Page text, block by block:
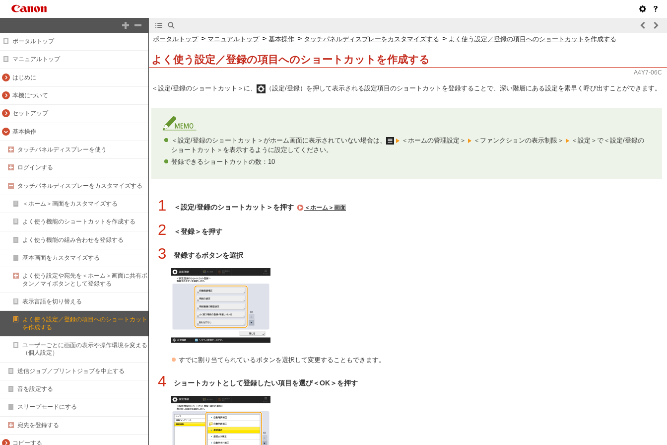
ポータルトップ
マニュアルトップ
はじめに
本機について
セットアップ
基本操作
タッチパネルディスプレーを使う
ログインする
タッチパネルディスプレーをカスタマイズする
＜ホーム＞画面をカスタマイズする
よく使う機能のショートカットを作成する
よく使う機能の組み合わせを登録する
基本画面をカスタマイズする
よく使う設定や宛先を＜ホーム＞画面に共有ボ
タン／マイボタンとして登録する
表示言語を切り替える
よく使う設定／登録の項目へのショートカット
を作成する
ユーザーごとに画面の表示や操作環境を変える
（個人設定）
送信ジョブ／プリントジョブを中止する
音を設定する
スリープモードにする
宛先を登録する
コピーする
ポータルトップ > マニュアルトップ > 基本操作 > タッチパネルディスプレーをカスタマイズする > よく使う設定／登録の項目へのショートカットを作成する
よく使う設定／登録の項目へのショートカットを作成する
A4Y7-06C
＜設定/登録のショートカット＞に、 （設定/登録）を押して表示される設定項目のショートカットを登録することで、深い階層にある設定を素早く呼び出すことができます。
＜設定/登録のショートカット＞がホーム画面に表示されていない場合は、 ＜ホームの管理設定＞ ＜ファンクションの表示制限＞
＜設定＞で＜設定/登録の
ショートカット＞を表示するように設定してください。
登録できるショートカットの数：10
1 ＜設定/登録のショートカット＞を押す ＜ホーム＞画面
2 ＜登録＞を押す
3 登録するボタンを選択
すでに割り当てられているボタンを選択して変更することもできます。
4 ショートカットとして登録したい項目を選び＜OK＞を押す